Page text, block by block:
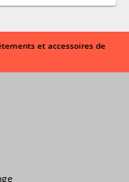
et accessoires de